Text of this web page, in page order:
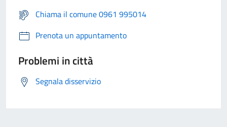
Chiama il comune 0961 995014
Prenota un appuntamento
Problemi in città
Segnala disservizio